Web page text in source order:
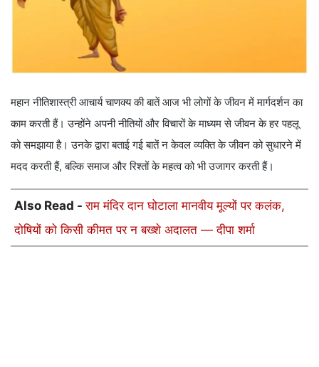
महान नीतिशास्त्री आचार्य चाणक्य की बातें आज भी लोगों के जीवन में मार्गदर्शन का
काम करती हैं। उन्होंने अपनी नीतियों और विचारों के माध्यम से जीवन के हर पहलू
को समझाया है। उनके द्वारा बताई गई बातें न केवल व्यक्ति के जीवन को सुधारने में
मदद करती हैं, बल्कि समाज और रिश्तों के महत्व को भी उजागर करती हैं।
Also Read -राम मंदिर दान घोटाला मानवीय मूल्यों पर कलंक,
दोषियों को किसी कीमत पर न बख्शे अदालत — दीपा शर्मा